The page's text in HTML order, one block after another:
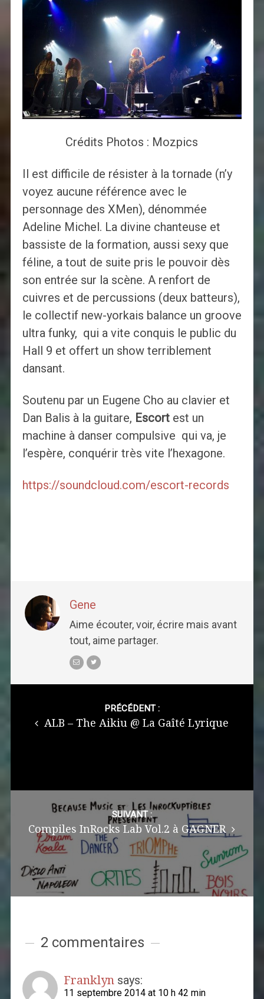
Crédits Photos : Mozpics
Il est difficile de résister à la tornade (n’y
voyez aucune référence avec le
personnage des XMen), dénommée
Adeline Michel. La divine chanteuse et
bassiste de la formation, aussi sexy que
féline, a tout de suite pris le pouvoir dès
son entrée sur la scène. A renfort de
cuivres et de percussions (deux batteurs),
le collectif new-yorkais balance un groove
ultra funky, qui a vite conquis le public du
Hall 9 et offert un show terriblement
dansant.
Soutenu par un Eugene Cho au clavier et
Dan Balis à la guitare, Escortest un
machine à danser compulsive qui va, je
l’espère, conquérir très vite l’hexagone.
https://soundcloud.com/escort-records
Gene
Aime écouter, voir, écrire mais avant
tout, aime partager.
PRÉCÉDENT :
ALB – The Aikiu @ La Gaîté Lyrique
SUIVANT :
Compiles InRocks Lab Vol.2 à GAGNER
2 commentaires
Franklyn says:
11 septembre 2014 at 10 h 42 min